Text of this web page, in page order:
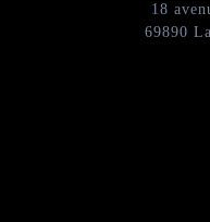
18
69890